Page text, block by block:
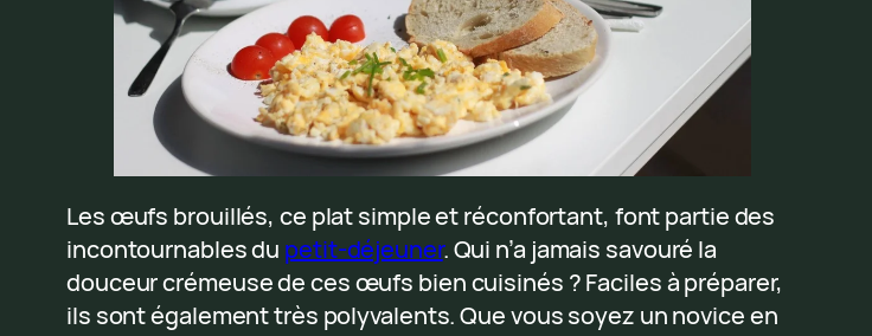
Les œufs brouillés, ce plat simple et réconfortant, font partie des
incontournables du petit-déjeuner. Qui n’a jamais savouré la
douceur crémeuse de ces œufs bien cuisinés ? Faciles à préparer,
ils sont également très polyvalents. Que vous soyez un novice en